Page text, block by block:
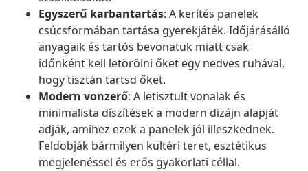
Egyszerű karbantartás: A kerítés panelek
csúcsformában tartása gyerekjáték. Időjárásálló
anyagaik és tartós bevonatuk miatt csak
időnként kell letörölni őket egy nedves ruhával,
hogy tisztán tartsd őket.
Modern vonzerő: A letisztult vonalak és
minimalista díszítések a modern dizájn alapját
adják, amihez ezek a panelek jól illeszkednek.
Feldobják bármilyen kültéri teret, esztétikus
megjelenéssel és erős gyakorlati céllal.